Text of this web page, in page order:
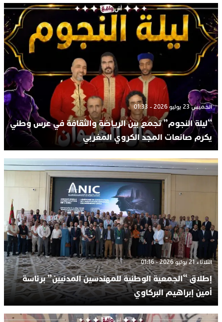
الخميس 23 يوليو 2026 - 01:33
“ليلة النجوم” تجمع بين الرياضة والثقافة في عرس وطني
يكرم صانعات المجد الكروي المغربي
الثلاثاء 21 يوليو 2026 - 01:16
إطلاق “الجمعية الوطنية للمهندسين المدنيين” برئاسة
أمين إبراهيم البركاوي